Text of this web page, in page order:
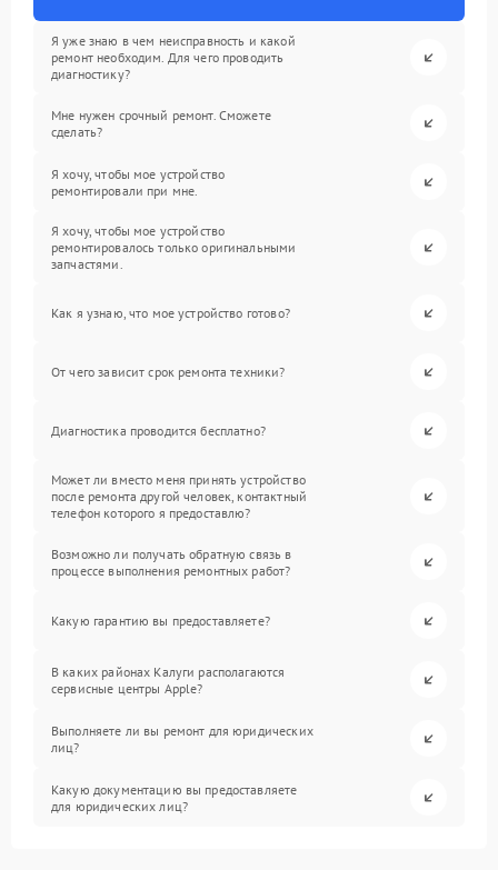
Я уже знаю в чем неисправность и какой
ремонт необходим. Для чего проводить
диагностику?
Мне нужен срочный ремонт. Сможете
сделать?
Я хочу, чтобы мое устройство
ремонтировали при мне.
Я хочу, чтобы мое устройство
ремонтировалось только оригинальными
запчастями.
Как я узнаю, что мое устройство готово?
От чего зависит срок ремонта техники?
Диагностика проводится бесплатно?
Может ли вместо меня принять устройство
после ремонта другой человек, контактный
телефон которого я предоставлю?
Возможно ли получать обратную связь в
процессе выполнения ремонтных работ?
Какую гарантию вы предоставляете?
В каких районах Калуги располагаются
сервисные центры Apple?
Выполняете ли вы ремонт для юридических
лиц?
Какую документацию вы предоставляете
для юридических лиц?